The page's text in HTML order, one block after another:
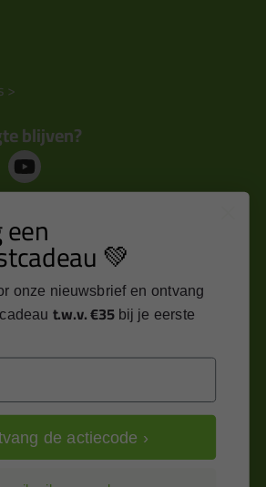
>
blijven?
deals rechtstreeks in je
Inschrijven
💚
onze nieuwsbrief en ontvang
t.w.v. €35 bij je eerste
de actiecode ›